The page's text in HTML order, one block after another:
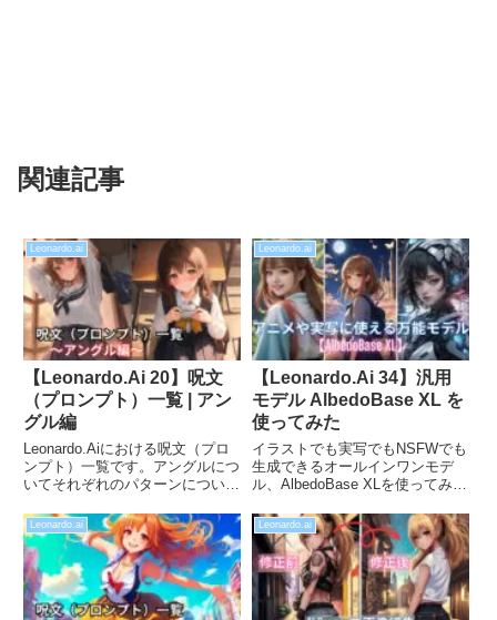
関連記事
Leonardo.ai
【Leonardo.Ai 20】呪文
（プロンプト）一覧 | アン
グル編
Leonardo.Aiにおける呪文（プロ
ンプト）一覧です。アングルにつ
いてそれぞれのパターンについて
す。「カメラアングルが思い通り
いかない」、「こんな高さの目線
にしたいのに」といった悩みの一
助になれば幸いです。
Leonardo.ai
【Leonardo.Ai 34】汎用
モデル AlbedoBase XL を
使ってみた
イラストでも実写でもNSFWでも
生成できるオールインワンモデ
ル、AlbedoBase XLを使ってみま
わせることで更に表現の幅を広げ
ることが出来ます。他のモデルと
比較しつつ、作品例について紹介
したいと思います。
Leonardo.ai Leonardo.ai